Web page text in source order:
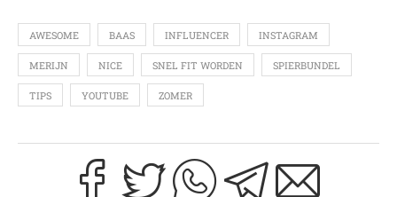
AWESOME BAAS INFLUENCER INSTAGRAM
MERIJN NICE SNEL FIT WORDEN SPIERBUNDEL
TIPS YOUTUBE ZOMER